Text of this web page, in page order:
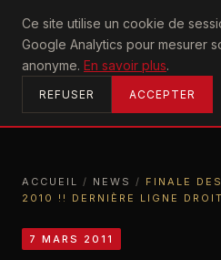
Ce site utilise un cookie de
Google Analytics pour mesurer
anonyme. En savoir plus.
REFUSER ACCEPTER
U2achtung
ACCUEIL
ACCUEIL / NEWS / FINALE
2010 !! DERNIÈRE LIGNE
7 MARS 2011